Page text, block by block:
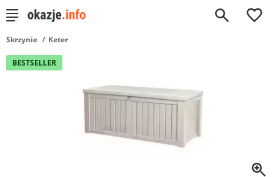
0
Skrzynie Keter
BESTSELLER